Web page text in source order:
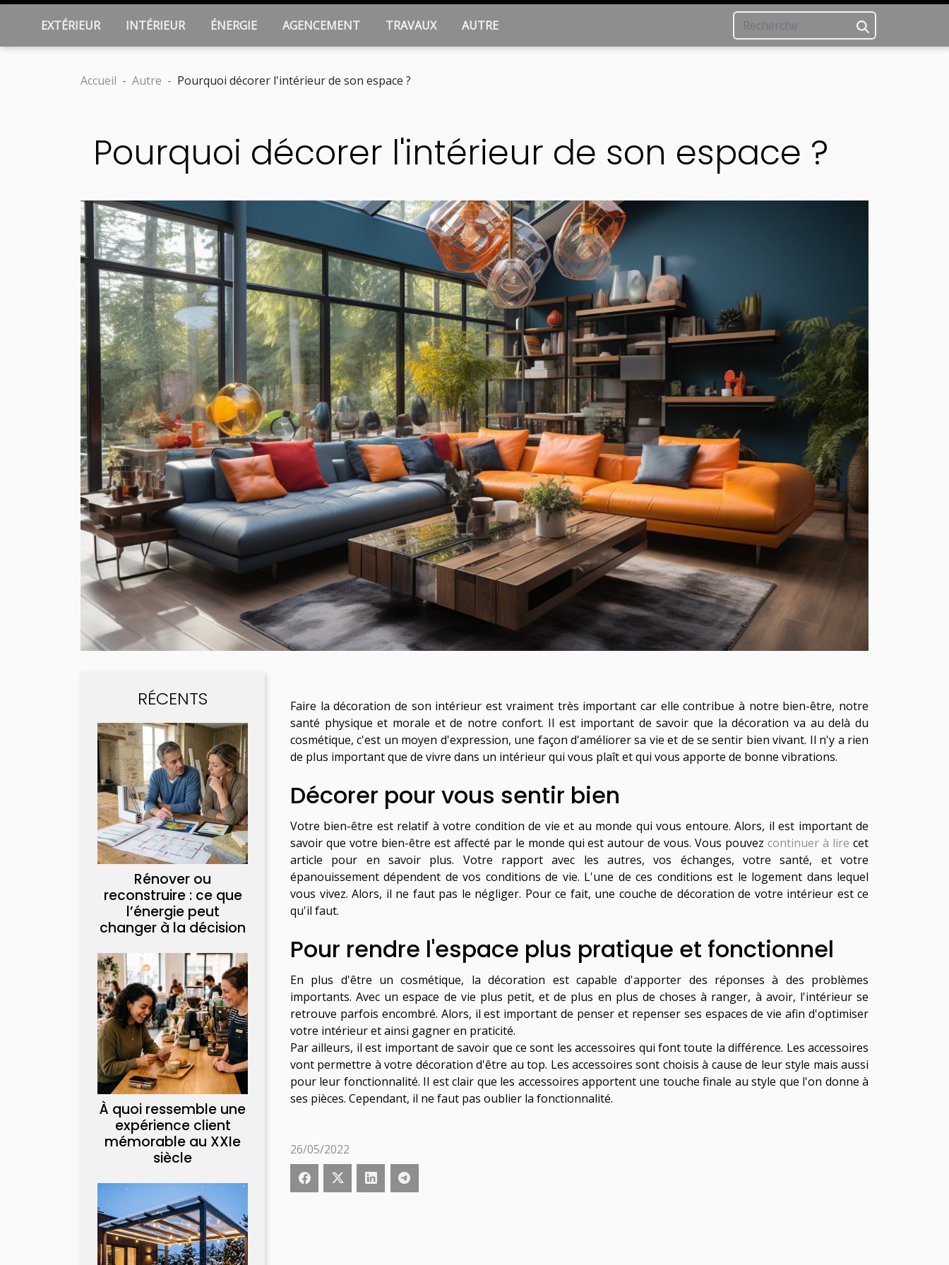
EXTÉRIEUR INTÉRIEUR ÉNERGIE AGENCEMENT TRAVAUX AUTRE
Accueil Autre Pourquoi décorer l'intérieur de son espace ?
Pourquoi décorer l'intérieur de son espace ?
RÉCENTS
Rénover ou
reconstruire : ce que
l’énergie peut
changer à la décision
À quoi ressemble une
expérience client
mémorable au XXIe
siècle
Faire la décoration de son intérieur est vraiment très important car elle contribue à notre bien-être, notre
santé physique et morale et de notre confort. Il est important de savoir que la décoration va au delà du
cosmétique, c'est un moyen d'expression, une façon d'améliorer sa vie et de se sentir bien vivant. Il n'y a rien
de plus important que de vivre dans un intérieur qui vous plaît et qui vous apporte de bonne vibrations.
Décorer pour vous sentir bien
Votre bien-être est relatif à votre condition de vie et au monde qui vous entoure. Alors, il est important de
savoir que votre bien-être est affecté par le monde qui est autour de vous. Vous pouvezcontinuer à lire cet
article pour en savoir plus. Votre rapport avec les autres, vos échanges, votre santé, et votre
épanouissement dépendent de vos conditions de vie. L'une de ces conditions est le logement dans lequel
vous vivez. Alors, il ne faut pas le négliger. Pour ce fait, une couche de décoration de votre intérieur est ce
qu'il faut.
Pour rendre l'espace plus pratique et fonctionnel
En plus d'être un cosmétique, la décoration est capable d'apporter des réponses à des problèmes
importants. Avec un espace de vie plus petit, et de plus en plus de choses à ranger, à avoir, l'intérieur se
retrouve parfois encombré. Alors, il est important de penser et repenser ses espaces de vie afin d'optimiser
votre intérieur et ainsi gagner en praticité.
Par ailleurs, il est important de savoir que ce sont les accessoires qui font toute la différence. Les accessoires
vont permettre à votre décoration d'être au top. Les accessoires sont choisis à cause de leur style mais aussi
pour leur fonctionnalité. Il est clair que les accessoires apportent une touche finale au style que l'on donne à
ses pièces. Cependant, il ne faut pas oublier la fonctionnalité.
26/05/2022